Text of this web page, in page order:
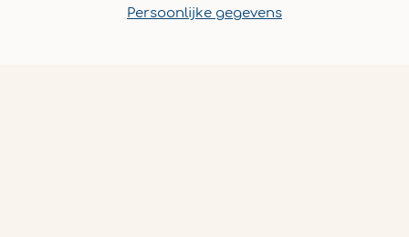
Persoonlijke gegevens